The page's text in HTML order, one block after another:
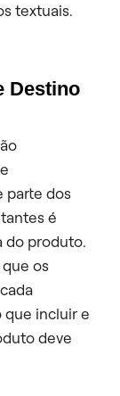
textuais.
Destino
parte dos
é
do produto.
os
que incluir e
deve